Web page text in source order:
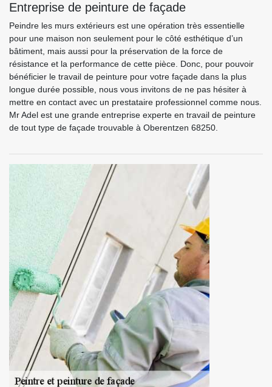
Entreprise de peinture de façade
Peindre les murs extérieurs est une opération très essentielle
pour une maison non seulement pour le côté esthétique d’un
bâtiment, mais aussi pour la préservation de la force de
résistance et la performance de cette pièce. Donc, pour pouvoir
bénéficier le travail de peinture pour votre façade dans la plus
longue durée possible, nous vous invitons de ne pas hésiter à
mettre en contact avec un prestataire professionnel comme nous.
Mr Adel est une grande entreprise experte en travail de peinture
de tout type de façade trouvable à Oberentzen 68250.